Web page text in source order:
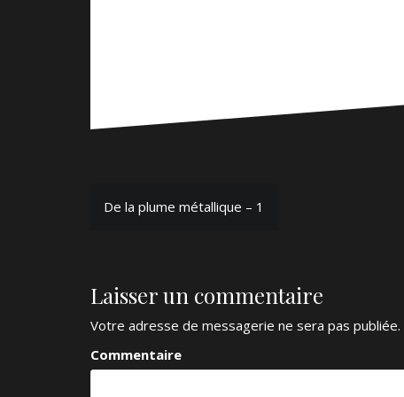
N
i
g
a
De la plume métallique – 1
Laisser un commentaire
Votre adresse de messagerie ne sera pas publiée.
Commentaire